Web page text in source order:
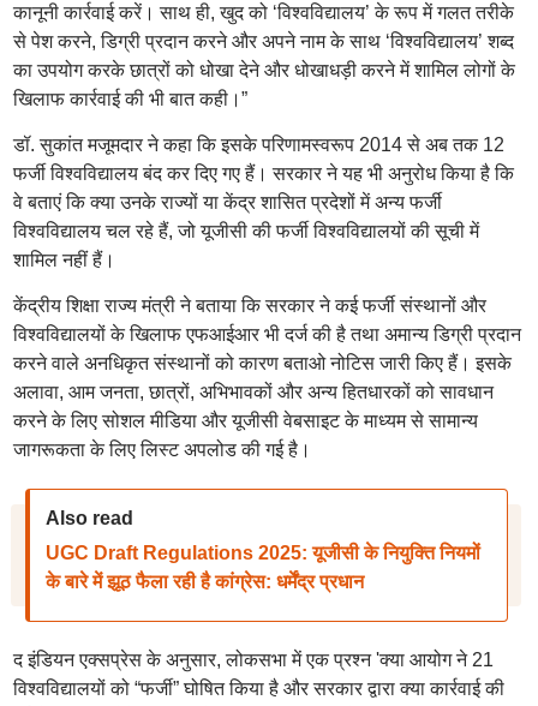
कानूनी कार्रवाई करें। साथ ही, खुद को ‘विश्वविद्यालय’ के रूप में गलत तरीके
से पेश करने, डिग्री प्रदान करने और अपने नाम के साथ ‘विश्वविद्यालय’ शब्द
का उपयोग करके छात्रों को धोखा देने और धोखाधड़ी करने में शामिल लोगों के
खिलाफ कार्रवाई की भी बात कही।”
डॉ. सुकांत मजूमदार ने कहा कि इसके परिणामस्वरूप 2014 से अब तक 12
फर्जी विश्वविद्यालय बंद कर दिए गए हैं। सरकार ने यह भी अनुरोध किया है कि
वे बताएं कि क्या उनके राज्यों या केंद्र शासित प्रदेशों में अन्य फर्जी
विश्वविद्यालय चल रहे हैं, जो यूजीसी की फर्जी विश्वविद्यालयों की सूची में
शामिल नहीं हैं।
केंद्रीय शिक्षा राज्य मंत्री ने बताया कि सरकार ने कई फर्जी संस्थानों और
विश्वविद्यालयों के खिलाफ एफआईआर भी दर्ज की है तथा अमान्य डिग्री प्रदान
करने वाले अनधिकृत संस्थानों को कारण बताओ नोटिस जारी किए हैं। इसके
अलावा, आम जनता, छात्रों, अभिभावकों और अन्य हितधारकों को सावधान
करने के लिए सोशल मीडिया और यूजीसी वेबसाइट के माध्यम से सामान्य
जागरूकता के लिए लिस्ट अपलोड की गई है।
Also read
UGC Draft Regulations 2025: यूजीसी के नियुक्ति नियमों
के बारे में झूठ फैला रही है कांग्रेस: धर्मेंद्र प्रधान
द इंडियन एक्सप्रेस के अनुसार, लोकसभा में एक प्रश्न 'क्या आयोग ने 21
विश्वविद्यालयों को “फर्जी” घोषित किया है और सरकार द्वारा क्या कार्रवाई की